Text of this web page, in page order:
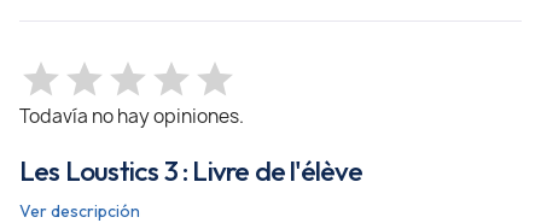
Todavía no hay opiniones.
Les Loustics 3 : Livre de l'élève
Ver descripción